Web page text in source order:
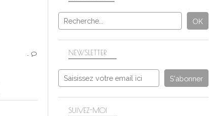
NATURE
SUR MON BALCON
CANON EOS 750D
… NEWSLETTER
SUIVEZ-MOI